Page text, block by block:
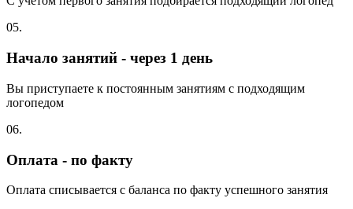
05.
Начало занятий - через 1 день
Вы приступаете к постоянным занятиям с подходящим
логопедом
06.
Оплата - по факту
Оплата списывается с баланса по факту успешного занятия